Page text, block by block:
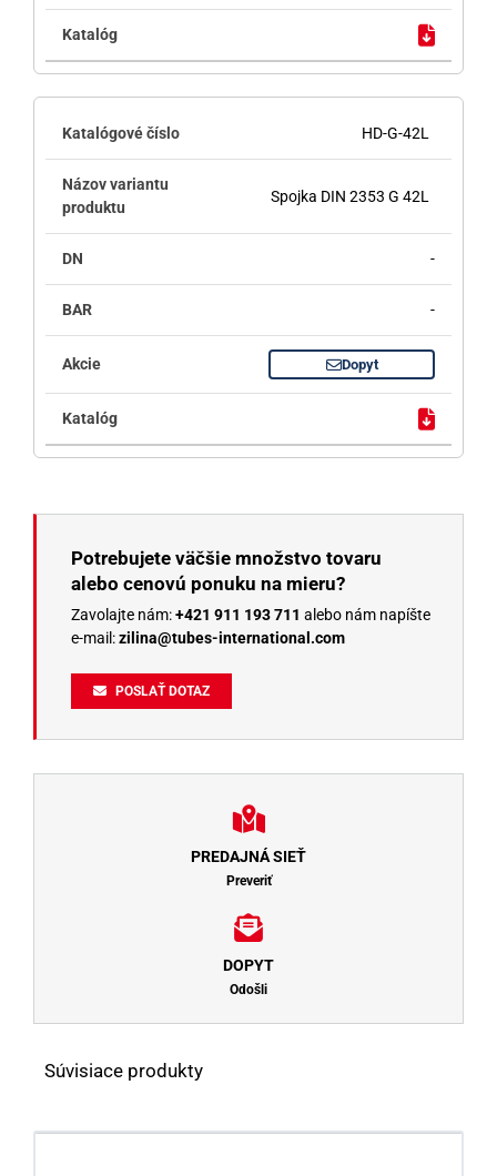
HD-G-42L
Spojka DIN 2353 G 42L
-
-
Dopyt
Potrebujete väčšie množstvo tovaru
alebo cenovú ponuku na mieru?
Zavolajte nám:+421 911 193 711 alebo nám napíšte
e-mail:zilina@tubes-international.com
POSLAŤ DOTAZ
PREDAJNÁ SIEŤ
Preveriť
DOPYT
Odošli
Súvisiace produkty